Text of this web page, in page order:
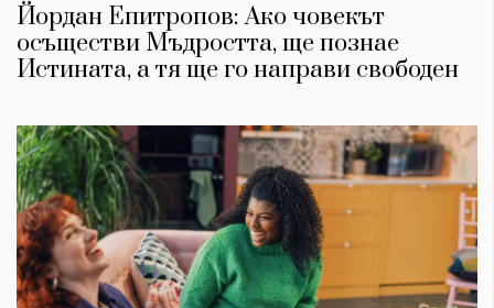
Йордан Епитропов: Ако човекът
осъществи Мъдростта, ще познае
Истината, а тя ще го направи свободен